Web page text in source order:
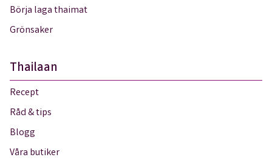
Börja laga thaimat
Grönsaker
Thailaan
Recept
Råd & tips
Blogg
Våra butiker